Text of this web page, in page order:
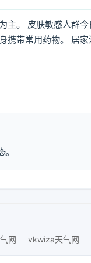
主。 皮肤敏感人群今
携带常用药物。 居家
网 vkwiza天气网